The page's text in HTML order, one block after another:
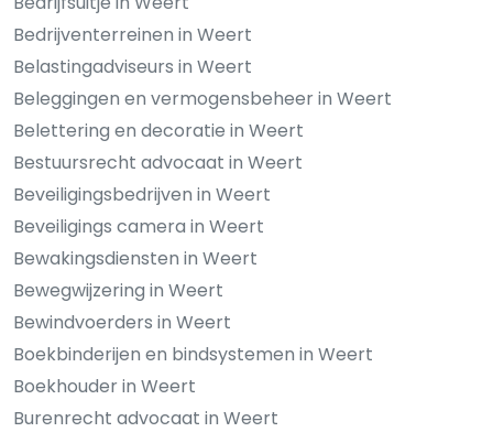
Bedrijventerreinen in Weert
Belastingadviseurs in Weert
Beleggingen en vermogensbeheer in Weert
Belettering en decoratie in Weert
Bestuursrecht advocaat in Weert
Beveiligingsbedrijven in Weert
Beveiligings camera in Weert
Bewakingsdiensten in Weert
Bewegwijzering in Weert
Bewindvoerders in Weert
Boekbinderijen en bindsystemen in Weert
Boekhouder in Weert
Burenrecht advocaat in Weert